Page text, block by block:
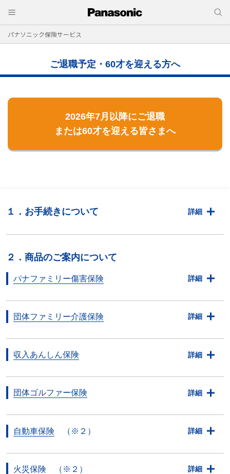
パナソニック保険サービス
ご退職予定・60才を迎える方へ
2026年7月以降にご退職
または60才を迎える皆さまへ
１．お手続きについて 詳細
２．商品のご案内について
パナファミリー傷害保険 詳細
団体ファミリー介護保険 詳細
収入あんしん保険 詳細
団体ゴルファー保険 詳細
自動車保険 （※２） 詳細
火災保険 （※２） 詳細